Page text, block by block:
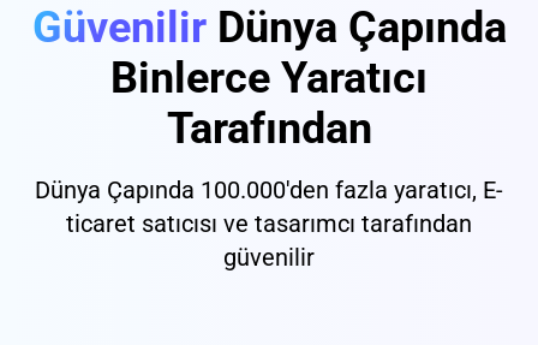
GüvenilirDünya Çapında
Binlerce Yaratıcı
Tarafından
Dünya Çapında 100.000'den fazla yaratıcı, E-
ticaret satıcısı ve tasarımcı tarafından
güvenilir